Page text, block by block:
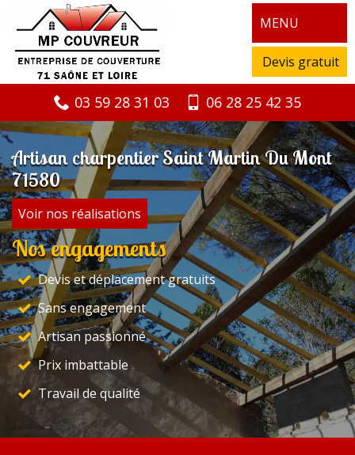
MENU
Devis gratuit
03 59 28 31 03 06 28 25 42 35
Artisan charpentier Saint Martin Du Mont
71580
Voir nos réalisations
Nos engagements
Devis et déplacement gratuits
Sans engagement
Artisan passionné
Prix imbattable
Travail de qualité